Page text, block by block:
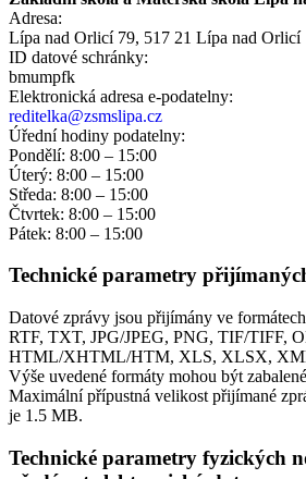
Adresa:
Lípa nad Orlicí 79, 517 21 Lípa nad Orlicí
ID datové schránky:
bmumpfk
Elektronická adresa e‑podatelny:
reditelka@zsmslipa.cz
Úřední hodiny podatelny:
Pondělí: 8:00 – 15:00
Úterý: 8:00 – 15:00
Středa: 8:00 – 15:00
Čtvrtek: 8:00 – 15:00
Pátek: 8:00 – 15:00
Technické parametry
Datové zprávy jsou přijímány ve formátech
RTF, TXT, JPG/JPEG, PNG, TIF/TIFF,
HTML/XHTML/HTM, XLS, XLSX,
Výše uvedené formáty mohou být
Maximální přípustná velikost přijímané
je 1.5 MB.
Technické parametry fyzických